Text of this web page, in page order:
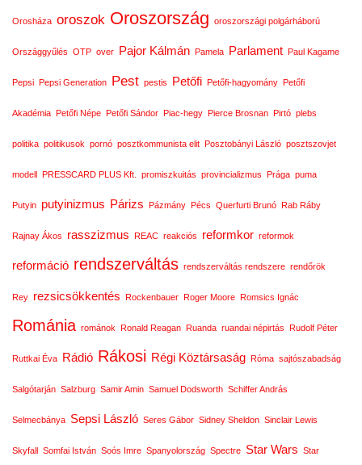
Orosháza oroszok Oroszország oroszországi polgárháború
Országgyűlés OTP over Pajor Kálmán Pamela Parlament Paul Kagame
Pepsi Pepsi Generation Pest pestis Petőfi Petőfi-hagyomány Petőfi
Akadémia Petőfi Népe Petőfi Sándor Piac-hegy Pierce Brosnan Pirtó plebs
politika politikusok pornó posztkommunista elit Posztobányi László posztszovjet
modell PRESSCARD PLUS Kft. promiszkuitás provincializmus Prága puma
Putyin putyinizmus Párizs Pázmány Pécs Querfurti Brunó Rab Ráby
Rajnay Ákos rasszizmus REAC reakciós reformkor reformok
reformáció rendszerváltás rendszerváltás rendszere rendőrök
Rey rezsicsökkentés Rockenbauer Roger Moore Romsics Ignác
Románia románok Ronald Reagan Ruanda ruandai népirtás Rudolf Péter
Ruttkai Éva Rádió Rákosi Régi Köztársaság Róma sajtószabadság
Salgótarján Salzburg Samir Amin Samuel Dodsworth Schiffer András
Selmecbánya Sepsi László Seres Gábor Sidney Sheldon Sinclair Lewis
Skyfall Somfai István Soós Imre Spanyolország Spectre Star Wars Star